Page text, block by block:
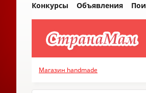
Конкурсы Объявления
Магазин handmade